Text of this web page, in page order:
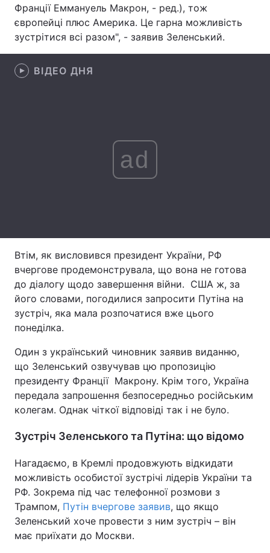
Здоров'я Туризм
Цікавинки Погода
Думки
Вакансії
Тема оформлення
Франції Еммануель Макрон, - ред.), тож
європейці плюс Америка. Це гарна можливість
зустрітися всі разом", - заявив Зеленський.
ВІДЕО ДНЯ
ad
Втім, як висловився президент України, РФ
вчергове продемонструвала, що вона не готова
до діалогу щодо завершення війни. США ж, за
його словами, погодилися запросити Путіна на
зустріч, яка мала розпочатися вже цього
понеділка.
Один з український чиновник заявив виданню,
що Зеленський озвучував цю пропозицію
президенту Франції Макрону. Крім того, Україна
передала запрошення безпосередньо російським
колегам. Однак чіткої відповіді так і не було.
Зустріч Зеленського та Путіна: що відомо
Нагадаємо, в Кремлі продовжують відкидати
можливість особистої зустрічі лідерів України та
РФ. Зокрема під час телефонної розмови з
Трампом, Путін вчергове заявив, що якщо
Зеленський хоче провести з ним зустріч – він
має приїхати до Москви.